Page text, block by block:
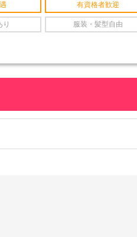
有資格者歓迎
り 服装・髪型自由